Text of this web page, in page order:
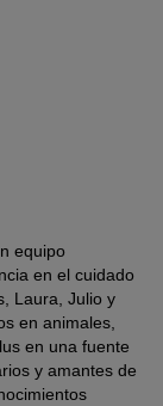
equipo
en el cuidado
Laura, Julio y
en animales,
en una fuente
y amantes de